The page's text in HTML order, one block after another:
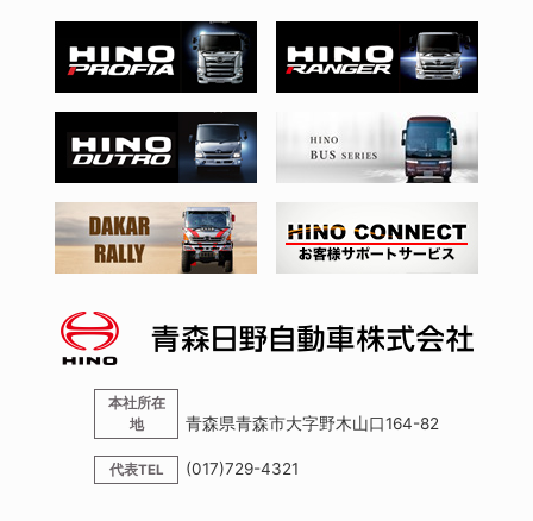
本社所在
地
青森県青森市大字野木山口164-82
代表TEL (017)729-4321